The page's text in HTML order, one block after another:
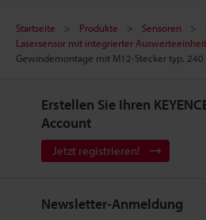
Startseite Produkte Sensoren
Lasersensor mit integrierter Auswerteeinheit
Gewindemontage mit M12-Stecker typ, 240
Erstellen Sie Ihren
Account
Jetzt registrieren!
Newsletter-Anmeldung